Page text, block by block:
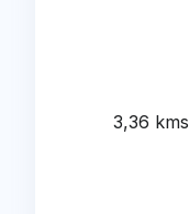
3,36 kms